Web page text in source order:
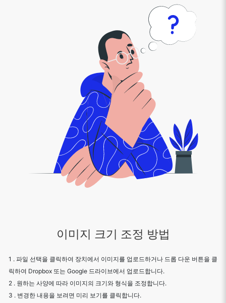
이미지 크기 조정 방법
1 . 파일 선택을 클릭하여 장치에서 이미지를 업로드하거나 드롭 다운 버튼을 클
릭하여 Dropbox 또는 Google 드라이브에서 업로드합니다.
2 . 원하는 사양에 따라 이미지의 크기와 형식을 조정합니다.
3 . 변경한 내용을 보려면 미리 보기를 클릭합니다.